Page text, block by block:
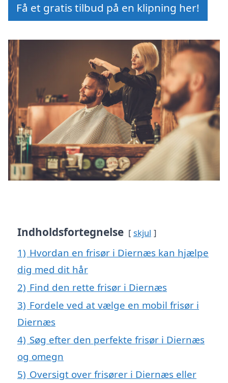
Få et gratis tilbud på en klipning her!
Indholdsfortegnelse skjul
1) Hvordan en frisør i Diernæs kan hjælpe
dig med dit hår
2) Find den rette frisør i Diernæs
3) Fordele ved at vælge en mobil frisør i
Diernæs
4) Søg efter den perfekte frisør i Diernæs
og omegn
5) Oversigt over frisører i Diernæs eller